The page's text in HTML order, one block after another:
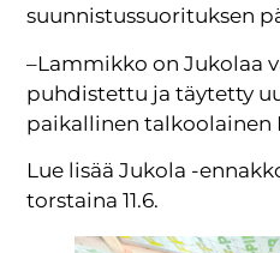
suunnistussuorituksen
–Lammikko on Jukolaa
puhdistettu ja täytetty
paikallinen talkoolainen
Lue lisää Jukola -
torstaina 11.6.